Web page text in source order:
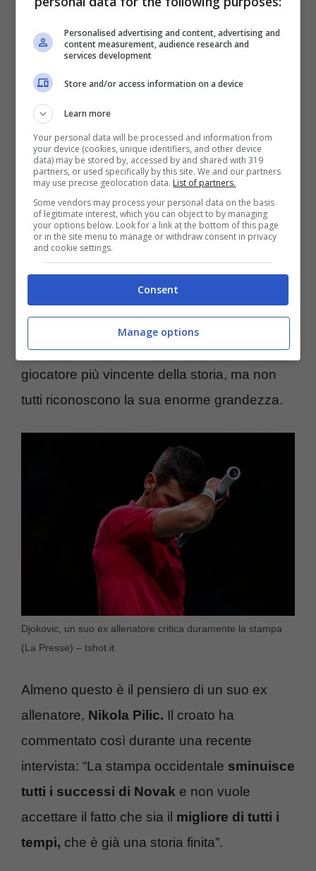
Critiche a Djokovic: è
bufera!
L’annata del numero 1 al mondo è stata
pressoché perfetta:7 titolo conquistati di
cui tre slam e la conquista delle Atp
Finals
. La sola sconfitta in finale a
WimbledoncontroAlcarazgli ha negato
ancora una volta il sogno di poter
conquistare il tanto inseguito Grande Slam.
Ma quello che fa discutere maggiormente in
questo periodo è come viene visto dai tifosi e
dalla stampa il serbo. E’ insindacabilmente il
giocatore più vincente della storia, ma non
tutti riconoscono la sua enorme grandezza.
Djokovic, un suo ex allenatore critica duramente la stampa
(La Presse) – tshot.it
Almeno questo è il pensiero di un suo ex
allenatore, Nikola Pilic. Il croato ha
commentato così durante una recente
intervista: “La stampa occidentale sminuisce
tutti i successi di Novak e non vuole
accettare il fatto che sia il migliore di tutti i
tempi, che è già una storia finita”.
Personalised advertising and content, advertising and
content measurement, audience research and
services development
Store and/or access information on a device
Learn more
Your personal data will be processed and information from
your device (cookies, unique identifiers, and other device
data) may be stored by, accessed by and shared with 319
partners, or used specifically by this site. We and our partners
may use precise geolocation data. List of partners.
Some vendors may process your personal data on the basis
of legitimate interest, which you can object to by managing
your options below. Look for a link at the bottom of this page
or in the site menu to manage or withdraw consent in privacy
and cookie settings.
Consent
Manage options